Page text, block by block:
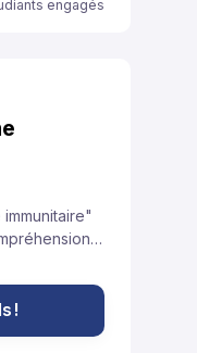
engagés
le système